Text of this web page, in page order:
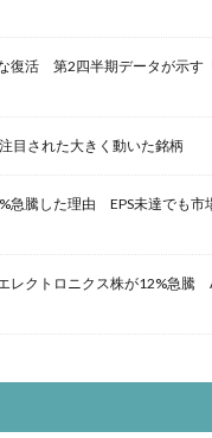
復活 第2四半期データが示す
目された大きく動いた銘柄
急騰した理由 EPS未達でも市
レクトロニクス株が12%急騰